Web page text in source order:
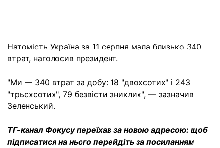
Натомість Україна за 11 серпня мала близько 340
втрат, наголосив президент.
"Ми — 340 втрат за добу: 18 "двохсотих" і 243
"трьохсотих", 79 безвісти зниклих", — зазначив
Зеленський.
ТГ-канал Фокусу переїхав за новою адресою: щоб
підписатися на нього перейдіть за посиланням